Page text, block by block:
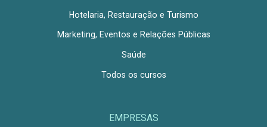
Hotelaria, Restauração e Turismo
Marketing, Eventos e Relações Públicas
Saúde
Todos os cursos
EMPRESAS